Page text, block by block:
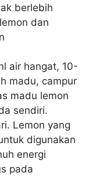
berlebih
dan
air hangat, 10-
madu, campur
madu lemon
sendiri.
Lemon yang
digunakan
energi
pada